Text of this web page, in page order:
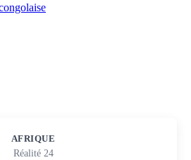
AFRIQUE
Réalité 24